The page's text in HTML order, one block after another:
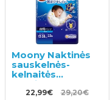
Moony Naktinės
sauskelnės-
kelnaitės
berniukams XL 13-
28kg 22vnt
22,99€ 29,20€